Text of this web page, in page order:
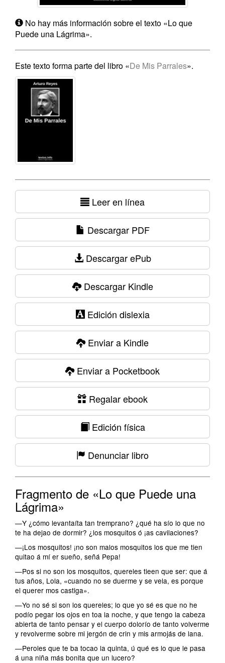
No hay más información sobre el texto «Lo que
Puede una Lágrima».
Este texto forma parte del libro «De Mis Parrales».
Leer en línea
Descargar PDF
Descargar ePub
Descargar Kindle
Edición dislexia
Enviar a Kindle
Enviar a Pocketbook
Regalar ebook
Edición física
Denunciar libro
Fragmento de «Lo que Puede una
Lágrima»
—Y ¿cómo levantaíta tan tremprano? ¿qué ha sío lo que no
te ha dejao de dormir? ¿los mosquitos ó ¡as cavilaciones?
—¡Los mosquitos! ¡no son malos mosquitos los que me tien
quitao á mí er sueño, señá Pepa!
—Pos si no son los mosquitos, quereles tieen que ser: que á
tus años, Lola, «cuando no se duerme y se vela, es porque
el querer mos castiga».
—Yo no sé si son los quereles; lo que yo sé es que no he
podío pegar los ojos en toa la noche, y que tengo la cabeza
abierta de tanto pensar y el cuerpo dolorío de tanto volverme
y revolverme sobre mi jergón de crin y mis armojás de lana.
—Peroles que te ba tocao la quinta, ú qué es lo que le pasa
á una niña más bonita que un lucero?